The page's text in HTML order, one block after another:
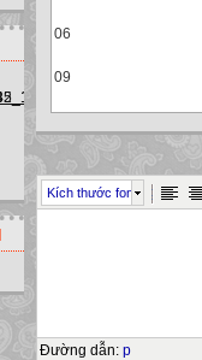
06
09
09
Kích thước font
Đường dẫn: p